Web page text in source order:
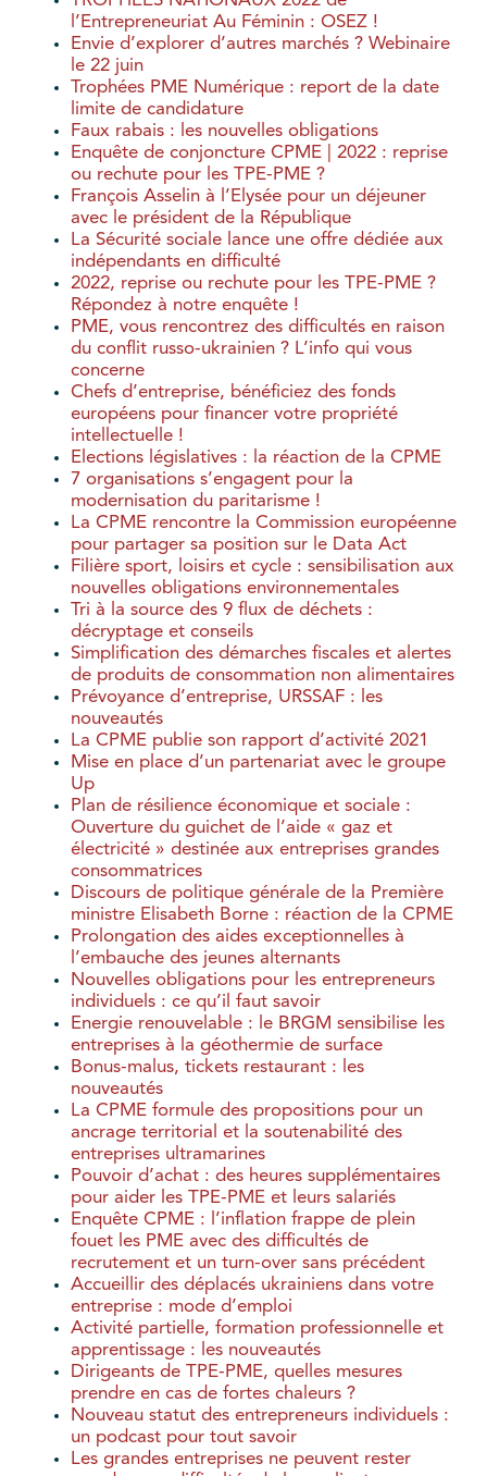
l’Entrepreneuriat Au Féminin : OSEZ !
Envie d’explorer d’autres marchés ? Webinaire
le 22 juin
Trophées PME Numérique : report de la date
limite de candidature
Faux rabais : les nouvelles obligations
Enquête de conjoncture CPME | 2022 : reprise
ou rechute pour les TPE-PME ?
François Asselin à l’Elysée pour un déjeuner
avec le président de la République
La Sécurité sociale lance une offre dédiée aux
indépendants en difficulté
2022, reprise ou rechute pour les TPE-PME ?
Répondez à notre enquête !
PME, vous rencontrez des difficultés en raison
du conflit russo-ukrainien ? L’info qui vous
concerne
Chefs d’entreprise, bénéficiez des fonds
européens pour financer votre propriété
intellectuelle !
Elections législatives : la réaction de la CPME
7 organisations s’engagent pour la
modernisation du paritarisme !
La CPME rencontre la Commission européenne
pour partager sa position sur le Data Act
Filière sport, loisirs et cycle : sensibilisation aux
nouvelles obligations environnementales
Tri à la source des 9 flux de déchets :
décryptage et conseils
Simplification des démarches fiscales et alertes
de produits de consommation non alimentaires
Prévoyance d’entreprise, URSSAF : les
nouveautés
La CPME publie son rapport d’activité 2021
Mise en place d’un partenariat avec le groupe
Up
Plan de résilience économique et sociale :
Ouverture du guichet de l’aide « gaz et
électricité » destinée aux entreprises grandes
consommatrices
Discours de politique générale de la Première
ministre Elisabeth Borne : réaction de la CPME
Prolongation des aides exceptionnelles à
l’embauche des jeunes alternants
Nouvelles obligations pour les entrepreneurs
individuels : ce qu’il faut savoir
Energie renouvelable : le BRGM sensibilise les
entreprises à la géothermie de surface
Bonus-malus, tickets restaurant : les
nouveautés
La CPME formule des propositions pour un
ancrage territorial et la soutenabilité des
entreprises ultramarines
Pouvoir d’achat : des heures supplémentaires
pour aider les TPE-PME et leurs salariés
Enquête CPME : l’inflation frappe de plein
fouet les PME avec des difficultés de
recrutement et un turn-over sans précédent
Accueillir des déplacés ukrainiens dans votre
entreprise : mode d’emploi
Activité partielle, formation professionnelle et
apprentissage : les nouveautés
Dirigeants de TPE-PME, quelles mesures
prendre en cas de fortes chaleurs ?
Nouveau statut des entrepreneurs individuels :
un podcast pour tout savoir
Les grandes entreprises ne peuvent rester